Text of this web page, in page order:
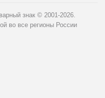
знак © 2001-2026.
во все регионы России